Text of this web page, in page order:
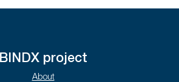
BINDX project
About